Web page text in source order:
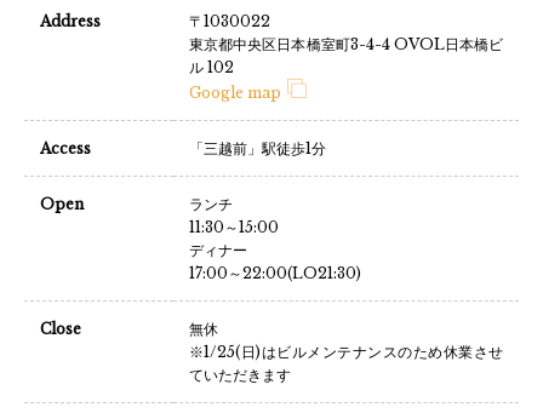
Address
〒1030022
東京都中央区日本橋室町3-4-4 OVOL日本橋ビ
ル 102
Google map
Access 「三越前」駅徒歩1分
Open
ランチ
11:30～15:00
ディナー
17:00～22:00(LO21:30)
Close
無休
※1/25(日)はビルメンテナンスのため休業させ
ていただきます